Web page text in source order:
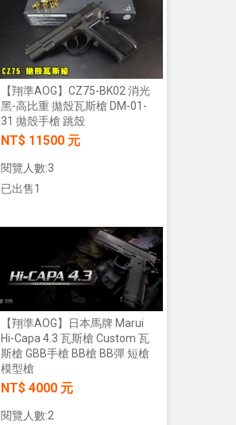
【翔準AOG】CZ75-BK02 消光
黑-高比重 拋殼瓦斯槍 DM-01-
31 拋殼手槍 跳殼
NT$ 11500 元
閱覽人數:3
已出售1
加入購物車
【翔準AOG】日本馬牌 Marui
Hi-Capa 4.3 瓦斯槍 Custom 瓦
斯槍 GBB手槍 BB槍 BB彈 短槍
模型槍
NT$ 4000 元
閱覽人數:2